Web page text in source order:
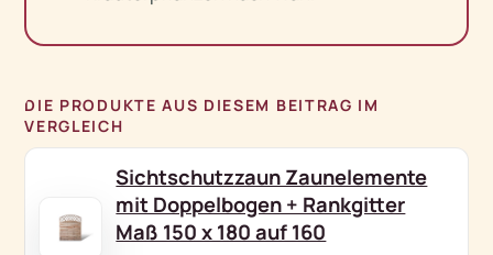
DIE PRODUKTE AUS DIESEM BEITRAG IM
VERGLEICH
Sichtschutzzaun Zaunelemente
mit Doppelbogen + Rankgitter
Maß 150 x 180 auf 160